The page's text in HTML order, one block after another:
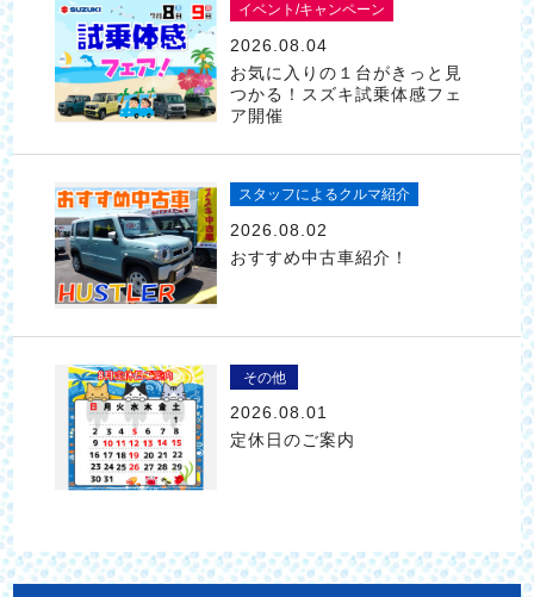
イベント/キャンペーン
2026.08.04
お気に入りの１台がきっと見
つかる！スズキ試乗体感フェ
ア開催
スタッフによるクルマ紹介
2026.08.02
おすすめ中古車紹介！
その他
2026.08.01
定休日のご案内